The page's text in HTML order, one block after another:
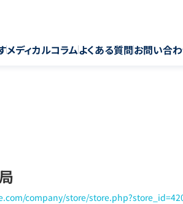
メディカルコラムよくある質問お問い合
company/store/